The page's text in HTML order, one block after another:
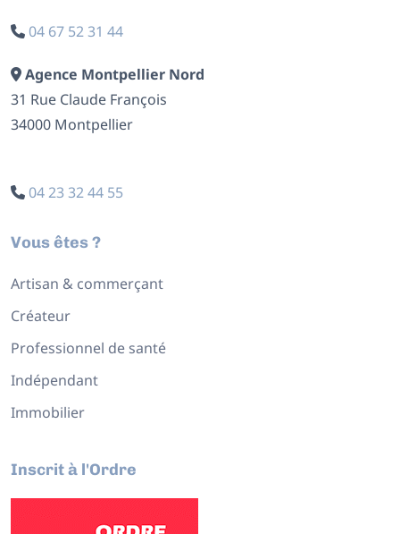
04 67 52 31 44
Agence Montpellier Nord
31 Rue Claude François
34000 Montpellier
04 23 32 44 55
Vous êtes ?
Artisan & commerçant
Créateur
Professionnel de santé
Indépendant
Immobilier
Inscrit à l'Ordre